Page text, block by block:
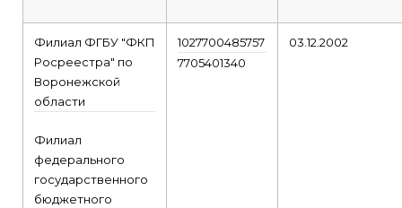
Филиал ФГБУ "ФКП
Росреестра" по
Воронежской
области
Филиал
федерального
государственного
бюджетного
1027700485757
7705401340
03.12.2002